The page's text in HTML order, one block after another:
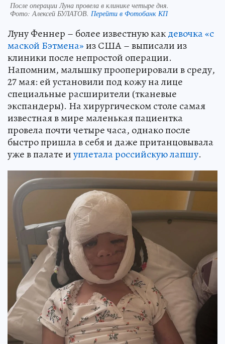
После операции Луна провела в клинике четыре дня.
Фото:Алексей БУЛАТОВ. Перейти в Фотобанк КП
Луну Феннер – более известную какдевочка «с
маской Бэтмена»из США – выписали из
клиники после непростой операции.
Напомним, малышку прооперировали в среду,
27 мая: ей установили под кожу на лице
специальные расширители (тканевые
экспандеры). На хирургическом столе самая
известная в мире маленькая пациентка
провела почти четыре часа, однако после
быстро пришла в себя и даже пританцовывала
уже в палате иуплетала российскую лапшу.